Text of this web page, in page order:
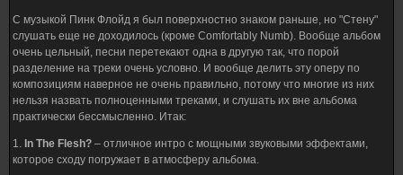
С музыкой Пинк Флойд я был поверхностно знаком раньше, но "Стену"
слушать еще не доходилось (кроме Comfortably Numb). Вообще альбом
очень цельный, песни перетекают одна в другую так, что порой
разделение на треки очень условно. И вообще делить эту оперу по
композициям наверное не очень правильно, потому что многие из них
нельзя назвать полноценными треками, и слушать их вне альбома
практически бессмысленно. Итак:
1. In The Flesh? – отличное интро с мощными звуковыми эффектами,
которое сходу погружает в атмосферу альбома.